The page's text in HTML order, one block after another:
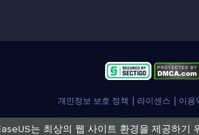
는 최상의 웹 사이트 환경을 제공하기
인사이트 보고서
개인정보 보호 정책 라이센스 이용
Copyright © 2004 - 2023 EaseUS.